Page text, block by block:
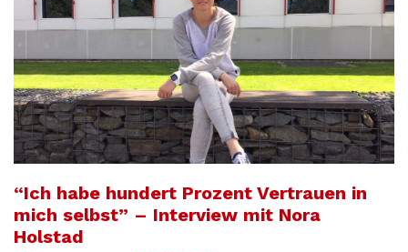
“Ich habe hundert Prozent Vertrauen in
mich selbst” – Interview mit Nora
Holstad